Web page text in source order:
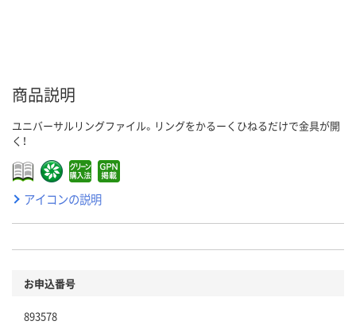
商品説明
ユニバーサルリングファイル。リングをかるーくひねるだけで金具が開
く！
アイコンの説明
お申込番号
893578